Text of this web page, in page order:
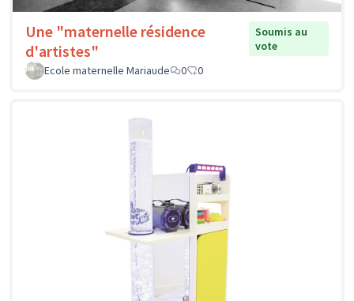
Une "maternelle résidence
d'artistes"
Soumis au
vote
Ecole maternelle Mariaude
0 0